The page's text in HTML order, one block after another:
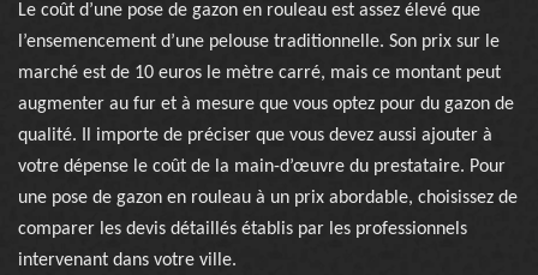
Le coût d’une pose de gazon en rouleau est assez élevé que
l’ensemencement d’une pelouse traditionnelle. Son prix sur le
marché est de 10 euros le mètre carré, mais ce montant peut
augmenter au fur et à mesure que vous optez pour du gazon de
qualité. Il importe de préciser que vous devez aussi ajouter à
votre dépense le coût de la main-d’œuvre du prestataire. Pour
une pose de gazon en rouleau à un prix abordable, choisissez de
comparer les devis détaillés établis par les professionnels
intervenant dans votre ville.